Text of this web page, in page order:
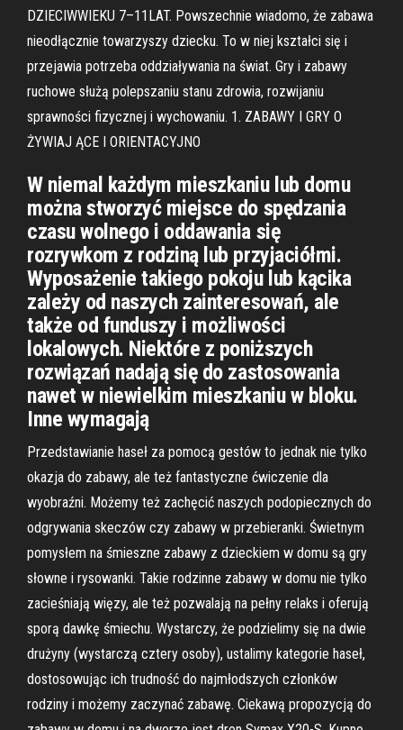
DZIECIWWIEKU 7–11LAT. Powszechnie wiadomo, że zabawa
nieodłącznie towarzyszy dziecku. To w niej kształci się i
przejawia potrzeba oddziaływania na świat. Gry i zabawy
ruchowe służą polepszaniu stanu zdrowia, rozwijaniu
sprawności fizycznej i wychowaniu. 1. ZABAWY I GRY O
ŻYWIAJ ĄCE I ORIENTACYJNO
W niemal każdym mieszkaniu lub domu
można stworzyć miejsce do spędzania
czasu wolnego i oddawania się
rozrywkom z rodziną lub przyjaciółmi.
Wyposażenie takiego pokoju lub kącika
zależy od naszych zainteresowań, ale
także od funduszy i możliwości
lokalowych. Niektóre z poniższych
rozwiązań nadają się do zastosowania
nawet w niewielkim mieszkaniu w bloku.
Inne wymagają
Przedstawianie haseł za pomocą gestów to jednak nie tylko
okazja do zabawy, ale też fantastyczne ćwiczenie dla
wyobraźni. Możemy też zachęcić naszych podopiecznych do
odgrywania skeczów czy zabawy w przebieranki. Świetnym
pomysłem na śmieszne zabawy z dzieckiem w domu są gry
słowne i rysowanki. Takie rodzinne zabawy w domu nie tylko
zacieśniają więzy, ale też pozwalają na pełny relaks i oferują
sporą dawkę śmiechu. Wystarczy, że podzielimy się na dwie
drużyny (wystarczą cztery osoby), ustalimy kategorie haseł,
dostosowując ich trudność do najmłodszych członków
rodziny i możemy zaczynać zabawę. Ciekawą propozycją do